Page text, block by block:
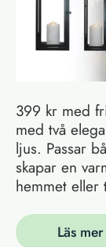
399 kr med
med två
ljus. Passar
skapar en
hemmet eller
Läs mer